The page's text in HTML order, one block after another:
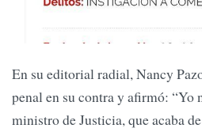
En su editorial radial, Nancy
penal en su contra y afirmó: “Yo
ministro de Justicia, que acaba